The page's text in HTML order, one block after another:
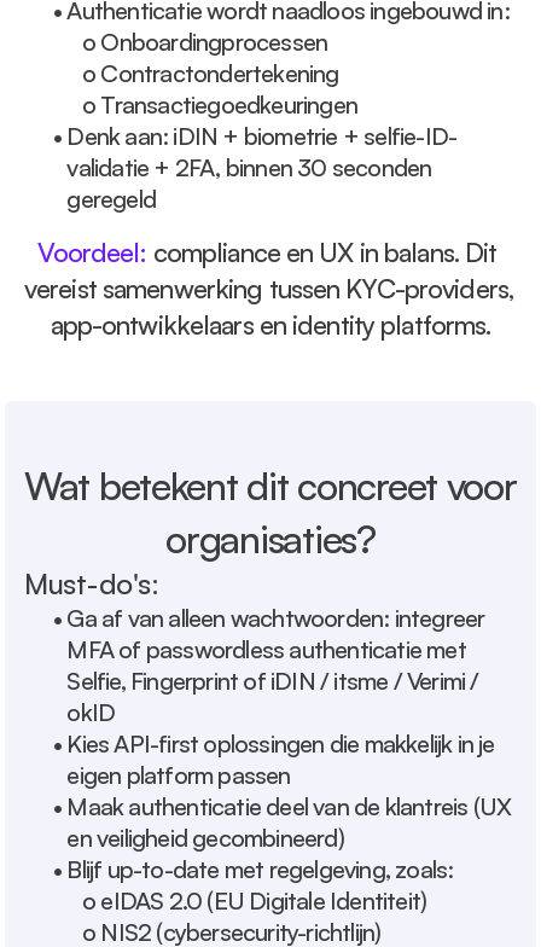
• Authenticatie wordt naadloos ingebouwd in:
o Onboardingprocessen
o Contractondertekening
o Transactiegoedkeuringen
• Denk aan: iDIN + biometrie + selfie-ID-
validatie + 2FA, binnen 30 seconden
geregeld
Voordeel: compliance en UX in balans. Dit
vereist samenwerking tussen KYC-providers,
app-ontwikkelaars en identity platforms.
Wat betekent dit concreet voor
organisaties?
Must-do's:
• Ga af van alleen wachtwoorden: integreer
MFA of passwordless authenticatie met
Selfie, Fingerprint of iDIN / itsme / Verimi /
okID
• Kies API-first oplossingen die makkelijk in je
eigen platform passen
• Maak authenticatie deel van de klantreis (UX
en veiligheid gecombineerd)
• Blijf up-to-date met regelgeving, zoals:
o eIDAS 2.0 (EU Digitale Identiteit)
o NIS2 (cybersecurity-richtlijn)